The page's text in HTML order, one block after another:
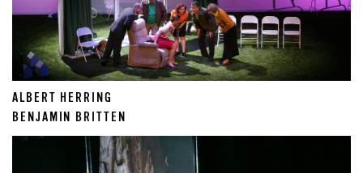
ALBERT HERRING
BENJAMIN BRITTEN